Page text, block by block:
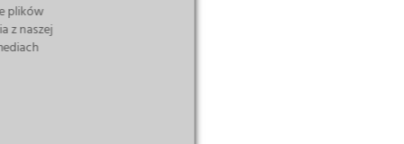
plików
z naszej